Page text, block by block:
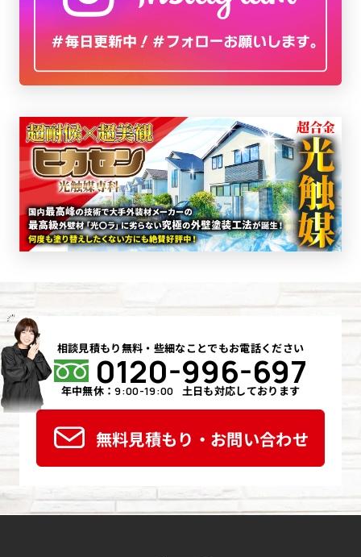
相談見積もり無料・些細なことでもお電話ください
0120-996-697
年中無休：9:00-19:00 土日も対応しております
無料見積もり・お問い合わせ